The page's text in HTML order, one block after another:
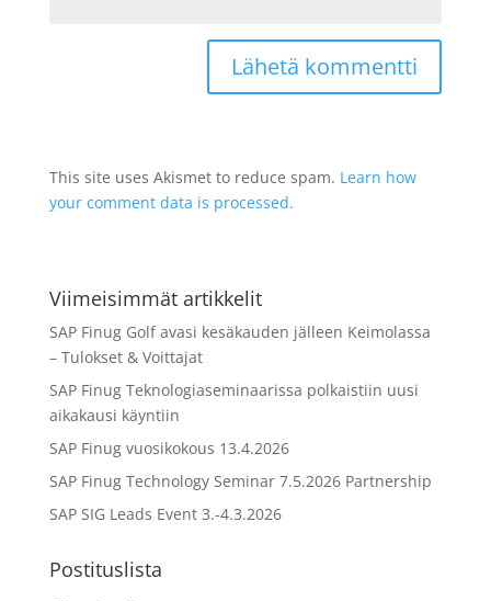
This site uses Akismet to reduce spam. Learn how
your comment data is processed.
Viimeisimmät artikkelit
SAP Finug Golf avasi kesäkauden jälleen Keimolassa
– Tulokset & Voittajat
SAP Finug Teknologiaseminaarissa polkaistiin uusi
aikakausi käyntiin
SAP Finug vuosikokous 13.4.2026
SAP Finug Technology Seminar 7.5.2026 Partnership
SAP SIG Leads Event 3.-4.3.2026
Postituslista